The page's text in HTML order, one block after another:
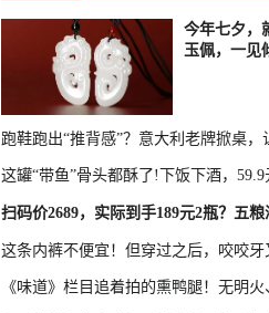
今年七夕，
玉佩，一见
跑鞋跑出“推背感”？意大利老牌掀桌，
这罐“带鱼”骨头都酥了!下饭下酒，59.9
扫码价2689，实际到手189元2瓶？五
这条内裤不便宜！但穿过之后，咬咬牙
《味道》栏目追着拍的熏鸭腿！无明
已结束